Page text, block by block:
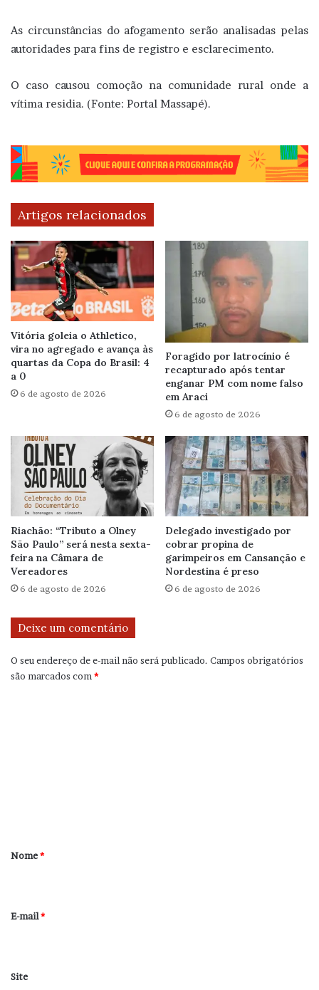
As circunstâncias do afogamento serão analisadas pelas
autoridades para fins de registro e esclarecimento.
O caso causou comoção na comunidade rural onde a
vítima residia. (Fonte: Portal Massapé).
Artigos relacionados
Vitória goleia o Athletico,
vira no agregado e avança às
quartas da Copa do Brasil: 4
a 0
6 de agosto de 2026
Foragido por latrocínio é
recapturado após tentar
enganar PM com nome falso
em Araci
6 de agosto de 2026
Riachão: “Tributo a Olney
São Paulo” será nesta sexta-
feira na Câmara de
Vereadores
6 de agosto de 2026
Delegado investigado por
cobrar propina de
garimpeiros em Cansanção e
Nordestina é preso
6 de agosto de 2026
Deixe um comentário
O seu endereço de e-mail não será publicado. Campos obrigatórios
são marcados com *
r
*
Nome*
E-mail*
Site